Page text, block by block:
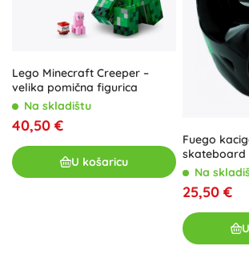
Lego Minecraft Creeper –
velika pomična figurica
Na skladištu
40,50 €
U košaricu
Fuego
skateboard
Na
25,50 €